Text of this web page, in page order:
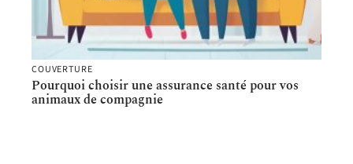
COUVERTURE
Pourquoi choisir une assurance santé pour vos
animaux de compagnie